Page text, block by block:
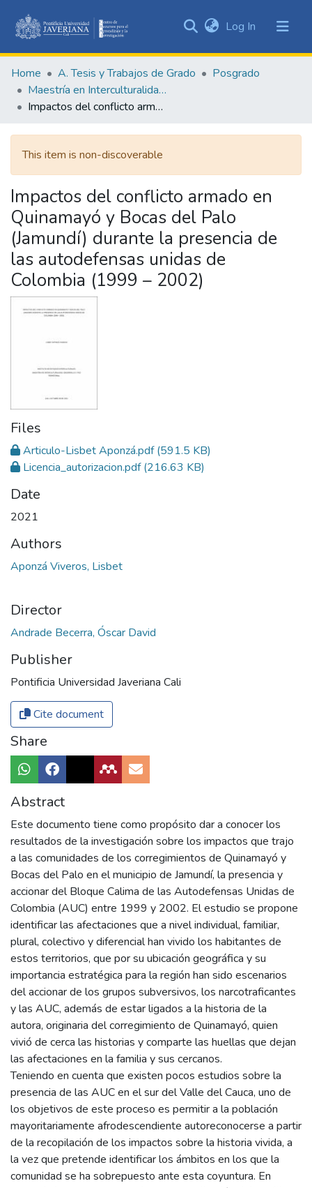
&
Collections
Statistics
Log In (current)
Home A. Tesis y Trabajos de Grado
Posgrado
Maestría en Interculturalidad, Desarrollo y Paz Territorial
Impactos del conflicto armado en Quinamayó y Bocas del Palo (Jamundí) durante la presencia de las autodefensas unidas de Colombia (1999 – 2002)
This item is non-discoverable
Impactos del conflicto armado en
Quinamayó y Bocas del Palo
(Jamundí) durante la presencia de
las autodefensas unidas de
Colombia (1999 – 2002)
Files
Articulo-Lisbet Aponzá.pdf(591.5 KB)
Licencia_autorizacion.pdf(216.63 KB)
Date
2021
Authors
Aponzá Viveros, Lisbet
Director
Andrade Becerra, Óscar David
Publisher
Pontificia Universidad Javeriana Cali
Cite document
Share
Abstract
Este documento tiene como propósito dar a conocer los
resultados de la investigación sobre los impactos que trajo
a las comunidades de los corregimientos de Quinamayó y
Bocas del Palo en el municipio de Jamundí, la presencia y
accionar del Bloque Calima de las Autodefensas Unidas de
Colombia (AUC) entre 1999 y 2002. El estudio se propone
identificar las afectaciones que a nivel individual, familiar,
plural, colectivo y diferencial han vivido los habitantes de
estos territorios, que por su ubicación geográfica y su
importancia estratégica para la región han sido escenarios
del accionar de los grupos subversivos, los narcotraficantes
y las AUC, además de estar ligados a la historia de la
autora, originaria del corregimiento de Quinamayó, quien
vivió de cerca las historias y comparte las huellas que dejan
las afectaciones en la familia y sus cercanos.
Teniendo en cuenta que existen pocos estudios sobre la
presencia de las AUC en el sur del Valle del Cauca, uno de
los objetivos de este proceso es permitir a la población
mayoritariamente afrodescendiente autoreconocerse a partir
de la recopilación de los impactos sobre la historia vivida, a
la vez que pretende identificar los ámbitos en los que la
comunidad se ha sobrepuesto ante esta coyuntura. En